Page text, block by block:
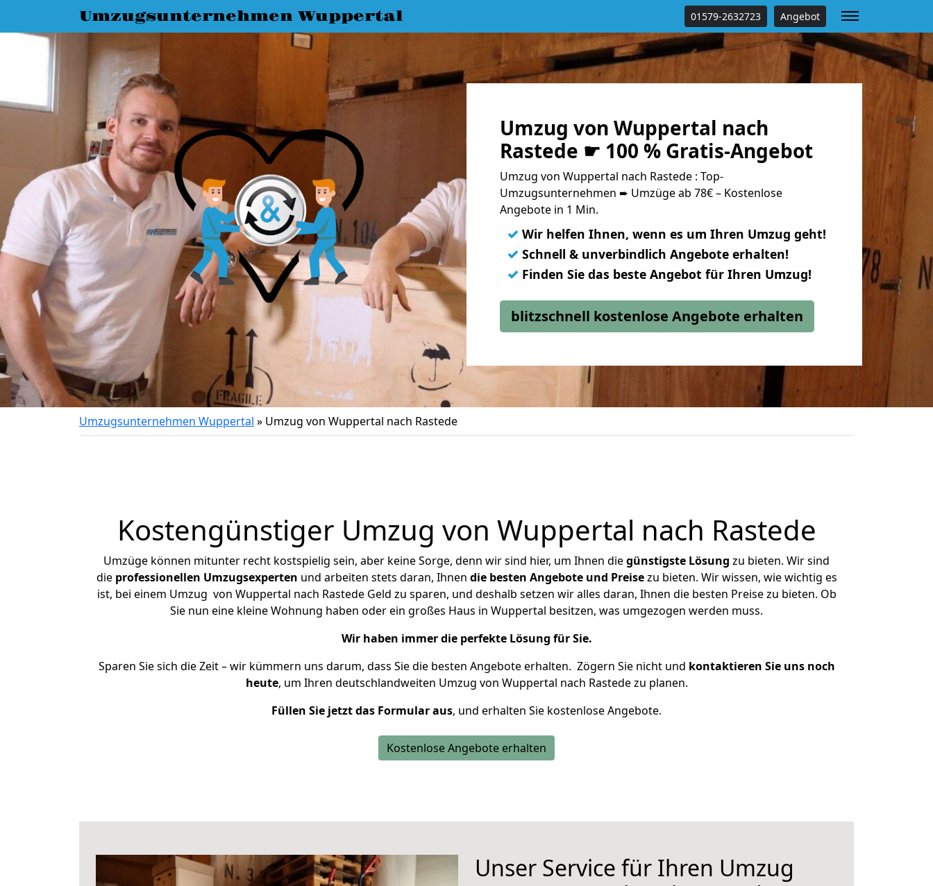
Umzugsunternehmen Wuppertal 01579-2632723 Angebot
Umzug von Wuppertal nach
Rastede ☛ 100 % Gratis-Angebot
Umzug von Wuppertal nach Rastede : Top-
Umzugsunternehmen ➨ Umzüge ab 78€ – Kostenlose
Angebote in 1 Min.
✓ Wir helfen Ihnen, wenn es um Ihren Umzug geht!
✓ Schnell & unverbindlich Angebote erhalten!
✓ Finden Sie das beste Angebot für Ihren Umzug!
blitzschnell kostenlose Angebote erhalten
Umzugsunternehmen Wuppertal » Umzug von Wuppertal nach Rastede
Kostengünstiger Umzug von Wuppertal nach Rastede
Umzüge können mitunter recht kostspielig sein, aber keine Sorge, denn wir sind hier, um Ihnen diegünstigste Lösung zu bieten. Wir sind
die professionellen Umzugsexperten und arbeiten stets daran, Ihnen die besten Angebote und Preisezu bieten. Wir wissen, wie wichtig es
ist, bei einem Umzug von Wuppertal nach Rastede Geld zu sparen, und deshalb setzen wir alles daran, Ihnen die besten Preise zu bieten. Ob
Sie nun eine kleine Wohnung haben oder ein großes Haus in Wuppertal besitzen, was umgezogen werden muss.
Wir haben immer die perfekte Lösung für Sie.
Sparen Sie sich die Zeit – wir kümmern uns darum, dass Sie die besten Angebote erhalten. Zögern Sie nicht und kontaktieren Sie uns noch
heute, um Ihren deutschlandweiten Umzug von Wuppertal nach Rastede zu planen.
Füllen Sie jetzt das Formular aus, und erhalten Sie kostenlose Angebote.
Kostenlose Angebote erhalten
Unser Service für Ihren Umzug